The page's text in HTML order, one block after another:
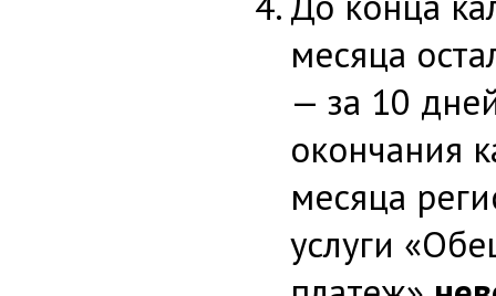
месяца
— за 10
окончания
месяца
услуги